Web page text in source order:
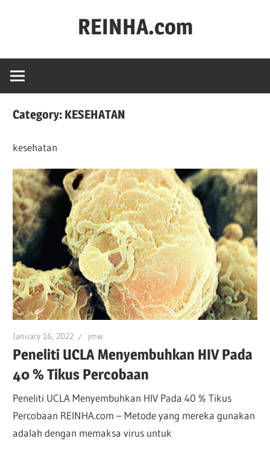
REINHA.com
Berita
Category: KESEHATAN
kesehatan
January 16, 2022 jmw
Peneliti UCLA Menyembuhkan HIV Pada
40 % Tikus Percobaan
Peneliti UCLA Menyembuhkan HIV Pada 40 % Tikus
Percobaan REINHA.com – Metode yang mereka gunakan
adalah dengan memaksa virus untuk